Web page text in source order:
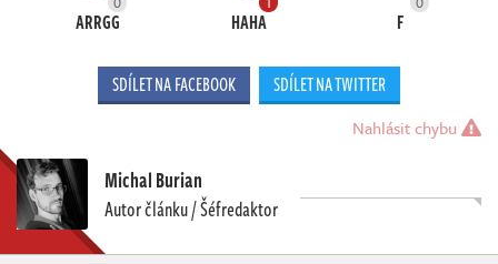
ARRGG HAHA F
SDÍLET NA FACEBOOK SDÍLET NA TWITTER
Nahlásit chybu
Michal Burian
Autor článku / Šéfredaktor